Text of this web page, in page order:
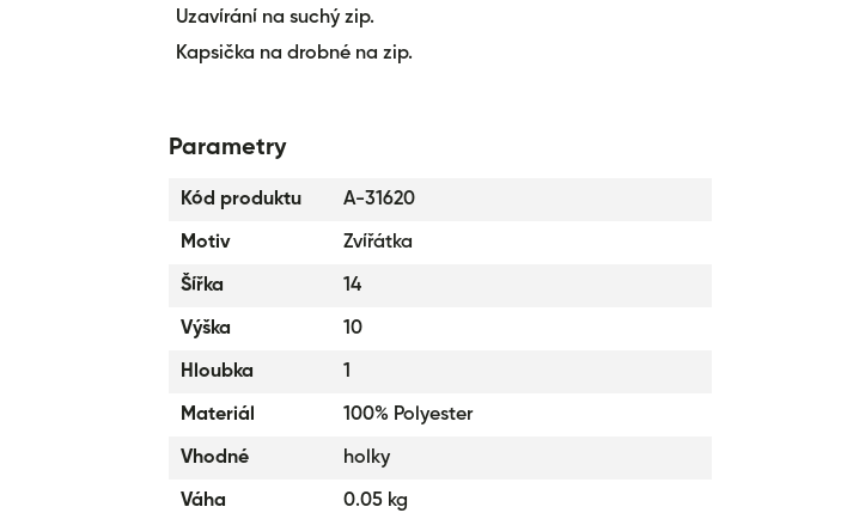
Uzavírání na suchý zip.
Kapsička na drobné na zip.
Parametry
Kód produktu A-31620
Motiv Zvířátka
Šířka 14
Výška 10
Hloubka 1
Materiál 100% Polyester
Vhodné holky
Váha 0.05 kg